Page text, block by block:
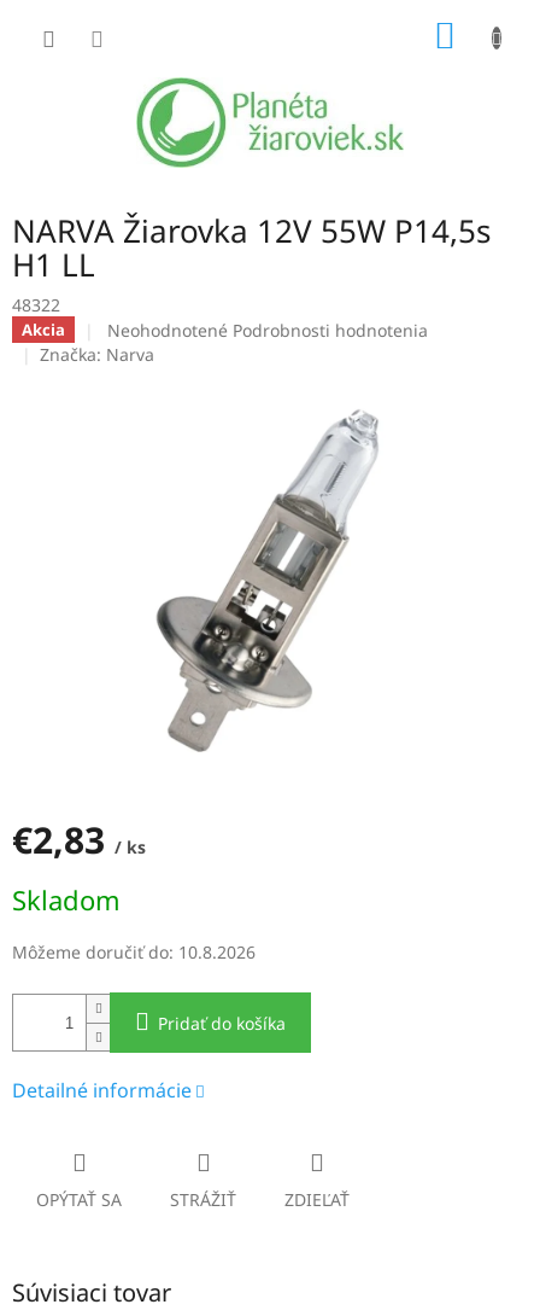
NARVA Žiarovka 12V 55W P14,5s
H1 LL
48322
Akcia
Priemerné
hodnotenie
Neohodnotené Podrobnosti hodnotenia
Značka: Narva
€2,83 / ks
cena:
Skladom
Môžeme doručiť do: 10.8.2026
Pridať do košíka
Detailné informácie
OPÝTAŤ SA STRÁŽIŤ ZDIEĽAŤ
Súvisiaci tovar